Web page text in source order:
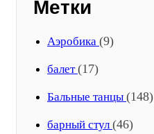
Метки
Аэробика (9)
балет(17)
Бальные танцы (148)
барный стул (46)